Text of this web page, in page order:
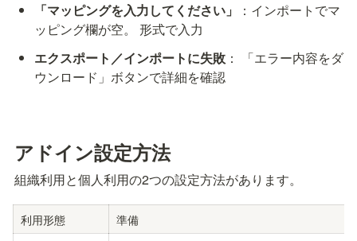
「マッピングを入力してください」
：インポートでマ
ッピング欄が空。
形式で入力
エクスポート／インポートに失敗 ： 「エラー内容をダ
ウンロード」ボタンで詳細を確認
アドイン設定方法
組織利用と個人利用の2つの設定方法があります。
利用形態 準備